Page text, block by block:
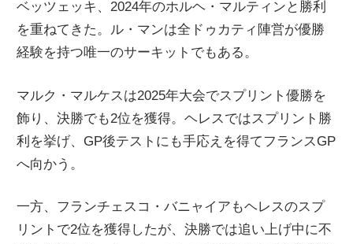
ベッツェッキ、2024年のホルヘ・マルティンと勝利
を重ねてきた。ル・マンは全ドゥカティ陣営が優勝
経験を持つ唯一のサーキットでもある。
マルク・マルケスは2025年大会でスプリント優勝を
飾り、決勝でも2位を獲得。ヘレスではスプリント勝
利を挙げ、GP後テストにも手応えを得てフランスGP
へ向かう。
一方、フランチェスコ・バニャイアもヘレスのスプ
リントで2位を獲得したが、決勝では追い上げ中に不